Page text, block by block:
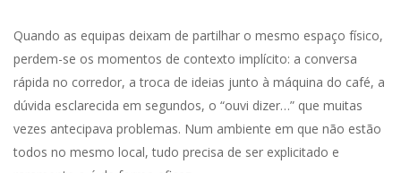
Quando as equipas deixam de partilhar o mesmo espaço físico,
perdem-se os momentos de contexto implícito: a conversa
rápida no corredor, a troca de ideias junto à máquina do café, a
dúvida esclarecida em segundos, o “ouvi dizer…” que muitas
vezes antecipava problemas. Num ambiente em que não estão
todos no mesmo local, tudo precisa de ser explicitado e